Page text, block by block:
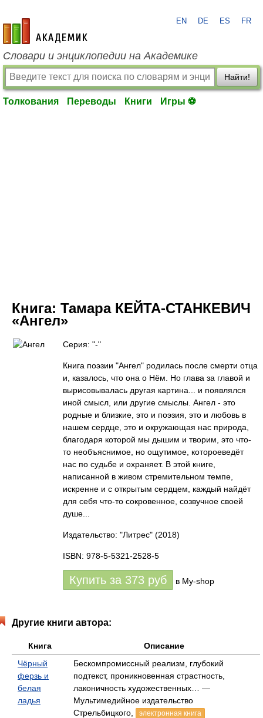
academic.ru
EN DE ES FR
Словари и энциклопедии на Академике
Найти!
Толкования Переводы Книги Игры ⚽
Книга: Тамара КЕЙТА-СТАНКЕВИЧ
«Ангел»
Серия: "-"
Книга поэзии "Ангел" родилась после смерти отца
и, казалось, что она о Нём. Но глава за главой и
вырисовывалась другая картина... и появлялся
иной смысл, или другие смыслы. Ангел - это
родные и близкие, это и поэзия, это и любовь в
нашем сердце, это и окружающая нас природа,
благодаря которой мы дышим и творим, это что-
то необъяснимое, но ощутимое, котороеведёт
нас по судьбе и охраняет. В этой книге,
написанной в живом стремительном темпе,
искренне и с открытым сердцем, каждый найдёт
для себя что-то сокровенное, созвучное своей
душе...
Издательство: "Литрес" (2018)
ISBN: 978-5-5321-2528-5
Купить за 373 руб в My-shop
Другие книги автора:
Книга
Описание
Чёрный
ферзь и
белая
ладья
Бескомпромиссный реализм, глубокий
подтекст, проникновенная страстность,
лаконичность художественных… —
Мультимедийное издательство
Стрельбицкого,
электронная книга